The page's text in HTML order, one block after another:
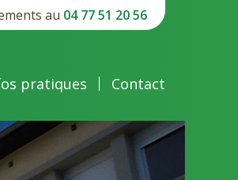
au 04 77 51 20 56
pratiques Contact